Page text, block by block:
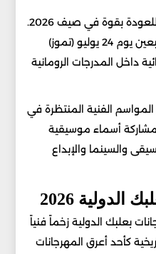
بعلبك الدولية للعودة بقوة في صيف 2026.
حيث تنطلق فعاليات الدورة السبعين يوم 24 يوليو (تموز)
داخل المدرجات الرومانية
الفنية المنتظرة في
مشاركة أسماء موسيقية
والسينما والإبداع
الدولية 2026
بعلبك الدولية زخماً فنياً
كأحد أعرق المهرجانات